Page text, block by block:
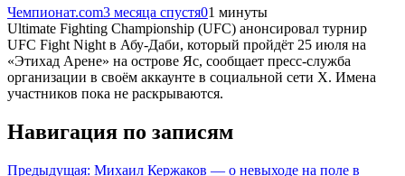
Чемпионат.com3 месяца спустя01 минуты
Ultimate Fighting Championship (UFC) анонсировал турнир
UFC Fight Night в Абу-Даби, который пройдёт 25 июля на
«Этихад Арене» на острове Яс, сообщает пресс-служба
организации в своём аккаунте в социальной сети Х. Имена
участников пока не раскрываются.
Навигация по записям
Предыдущая: Михаил Кержаков — о невыходе на поле в